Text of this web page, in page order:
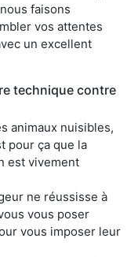
faisons
vos attentes
un excellent
technique contre
animaux nuisibles,
pour ça que la
est vivement
ne réussisse à
vous poser
vous imposer leur